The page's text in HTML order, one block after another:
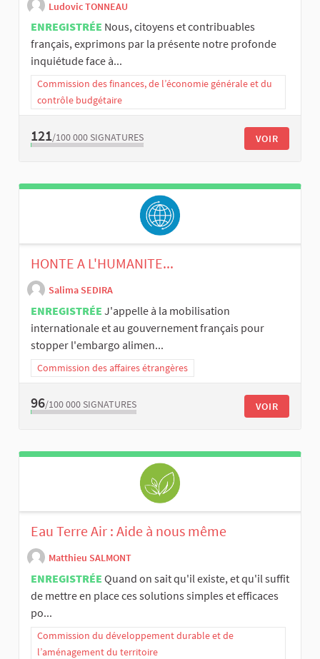
Ludovic TONNEAU
ENREGISTRÉE Nous, citoyens et contribuables
français, exprimons par la présente notre profonde
inquiétude face à...
Commission des finances, de l’économie générale et du
contrôle budgétaire
121/100 000 SIGNATURES VOIR
HONTE A L'HUMANITE...
Salima SEDIRA
ENREGISTRÉE J'appelle à la mobilisation
internationale et au gouvernement français pour
stopper l'embargo alimen...
Commission des affaires étrangères
96/100 000 SIGNATURES VOIR
Eau Terre Air : Aide à nous même
Matthieu SALMONT
ENREGISTRÉE Quand on sait qu'il existe, et qu'il suffit
de mettre en place ces solutions simples et efficaces
po...
Commission du développement durable et de
l’aménagement du territoire